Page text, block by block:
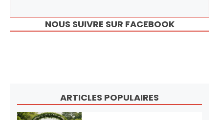
NOUS SUIVRE SUR FACEBOOK
ARTICLES POPULAIRES